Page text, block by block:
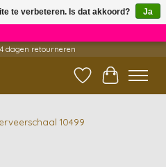
×
dagen retourneren
Verlanglijst
10499
te verbeteren. Is dat akkoord?
Ja